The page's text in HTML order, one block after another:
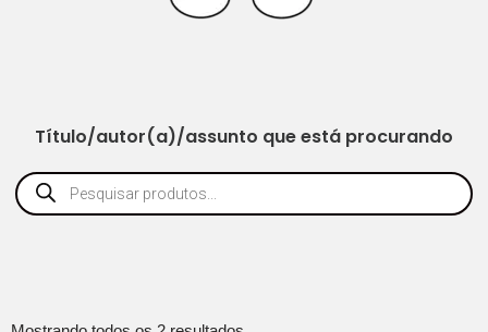
Título/autor(a)/assunto que está procurando